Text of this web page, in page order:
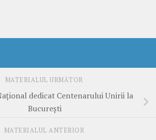
MATERIALUL URMĂTOR
dedicat Centenarului Unirii la
București
MATERIALUL ANTERIOR